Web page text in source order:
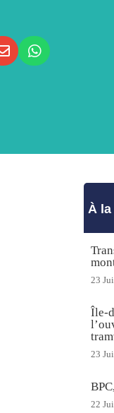

À
23
Île-
23
22